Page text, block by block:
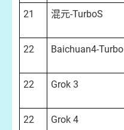
21 混元-TurboS
22 Baichuan4-Turbo
22 Grok 3
22 Grok 4